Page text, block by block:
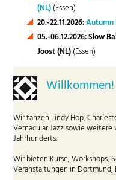
(NL)(Essen)
20.-22.11.2026:Autumn
05.-06.12.2026: Slow
Joost (NL)(Essen)
Willkommen!
Wir tanzen Lindy Hop,
Vernacular Jazz sowie
Jahrhunderts.
Wir bieten Kurse, Workshops,
Veranstaltungen in Dortmund,